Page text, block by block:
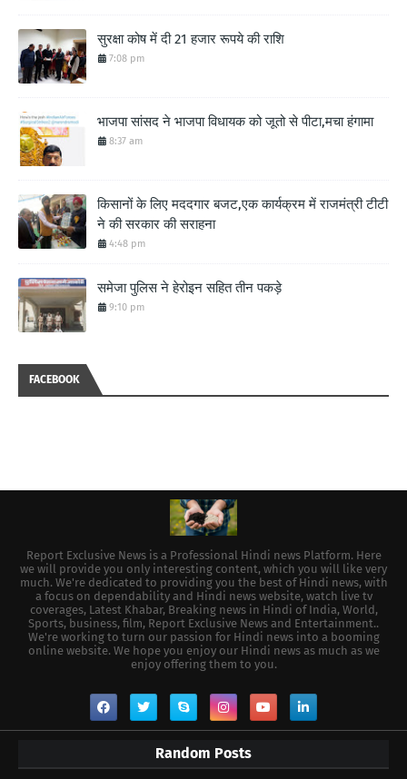
सुरक्षा कोष में दी 21 हजार रूपये की राशि
7:08 pm
भाजपा सांसद ने भाजपा विधायक को जूतो से पीटा,मचा हंगामा
8:37 am
किसानों के लिए मददगार बजट,एक कार्यक्रम में राजमंत्री टीटी
ने की सरकार की सराहना
4:48 pm
समेजा पुलिस ने हेरोइन सहित तीन पकड़े
9:10 pm
FACEBOOK
Report Exclusive News is a Professional Hindi news Platform. Here
we will provide you only interesting content, which you will like very
much. We're dedicated to providing you the best of Hindi news, with
a focus on dependability and Hindi news website, watch live tv
coverages, Latest Khabar, Breaking news in Hindi of India, World,
Sports, business, film, Report Exclusive News and Entertainment..
We're working to turn our passion for Hindi news into a booming
online website. We hope you enjoy our Hindi news as much as we
enjoy offering them to you.
Random Posts